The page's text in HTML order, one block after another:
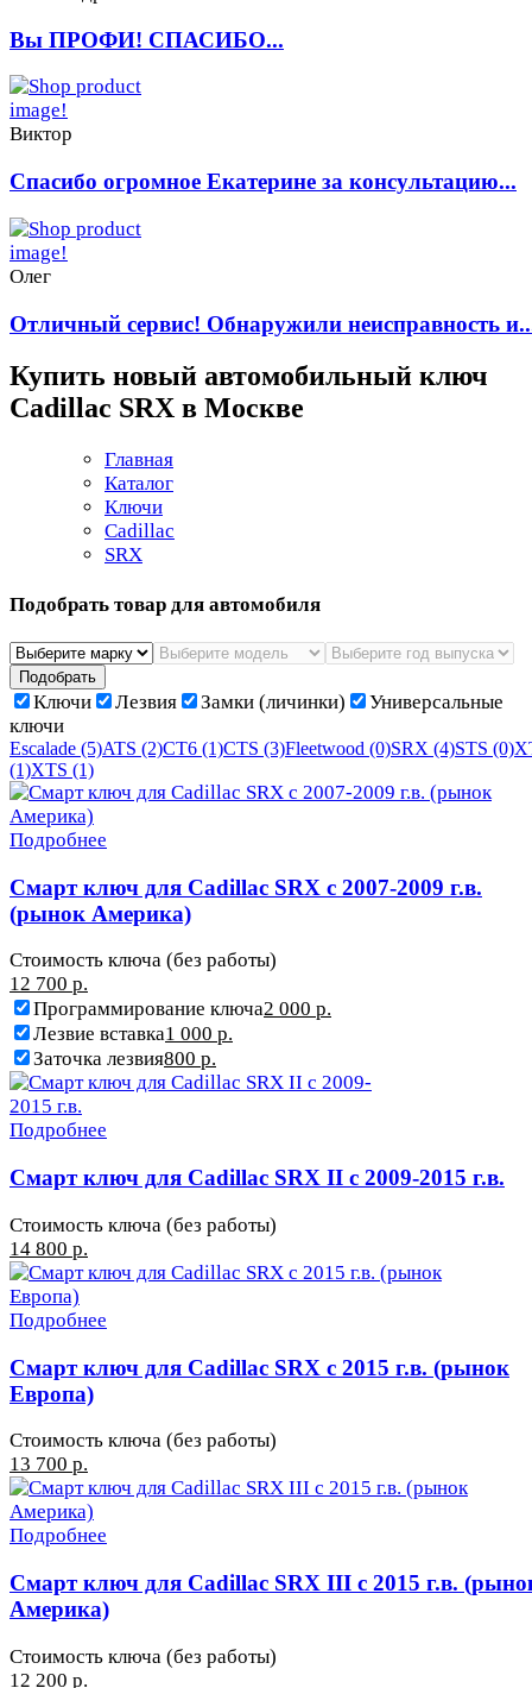
Вы ПРОФИ! СПАСИБО...
Виктор
Спасибо огромное Екатерине за консультацию...
Олег
Отличный сервис! Обнаружили неисправность
Купить новый автомобильный ключ
Cadillac SRX в Москве
Главная
Каталог
Ключи
Cadillac
SRX
Подобрать товар для автомобиля
Подобрать
Ключи Лезвия Замки (личинки)
Универсальные
ключи
Escalade (5)ATS (2)CT6 (1)CTS (3)Fleetwood (0)SRX (4)STS (0)
(1)XTS (1)
Подробнее
Смарт ключ для Cadillac SRX с 2007-2009 г.в.
(рынок Америка)
Стоимость ключа (без работы)
12 700 р.
Программирование ключа2 000 р.
Лезвие вставка1 000 р.
Заточка лезвия800 р.
Подробнее
Смарт ключ для Cadillac SRX II с 2009-2015 г.в.
Стоимость ключа (без работы)
14 800 р.
Подробнее
Смарт ключ для Cadillac SRX с 2015 г.в. (рынок
Европа)
Стоимость ключа (без работы)
13 700 р.
Подробнее
Смарт ключ для Cadillac SRX III с 2015 г.в.
Америка)
Стоимость ключа (без работы)
12 200 р.